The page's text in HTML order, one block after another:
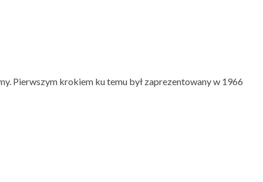
Pierwszym krokiem ku temu był zaprezentowany w 1966